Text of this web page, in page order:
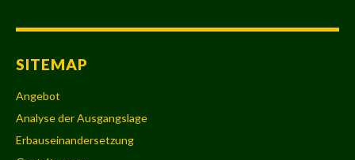
SITEMAP
Angebot
Analyse der Ausgangslage
Erbauseinandersetzung